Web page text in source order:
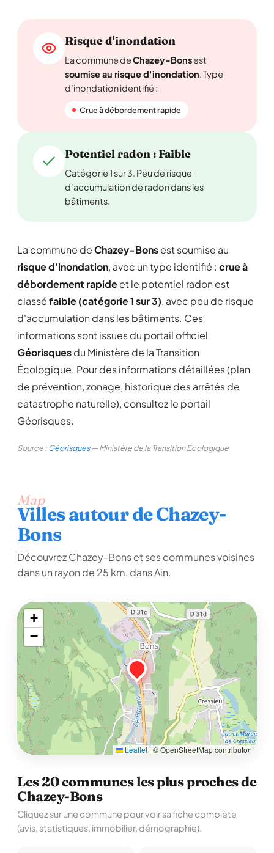
Risque d'inondation
La commune deChazey-Bonsest
soumise au risque d'inondation. Type
d'inondation identifié :
Crue à débordement rapide
Potentiel radon : Faible
Catégorie 1 sur 3. Peu de risque
d'accumulation de radon dans les
bâtiments.
La commune deChazey-Bonsest soumise au
risque d'inondation, avec un type identifié : crue à
débordement rapideet le potentiel radon est
classéfaible (catégorie 1 sur 3), avec peu de risque
d'accumulation dans les bâtiments. Ces
informations sont issues du portail officiel
Géorisquesdu Ministère de la Transition
Écologique. Pour des informations détaillées (plan
de prévention, zonage, historique des arrêtés de
catastrophe naturelle), consultez le portail
Géorisques.
Source :Géorisques— Ministère de la Transition Écologique
Map
Villes autour de Chazey-
Bons
Découvrez Chazey-Bons et ses communes voisines
dans un rayon de 25 km, dans Ain.
+
−
Leaflet | © OpenStreetMap contributors
Les 20 communes les plus proches de
Chazey-Bons
Cliquez sur une commune pour voir sa fiche complète
(avis, statistiques, immobilier, démographie).